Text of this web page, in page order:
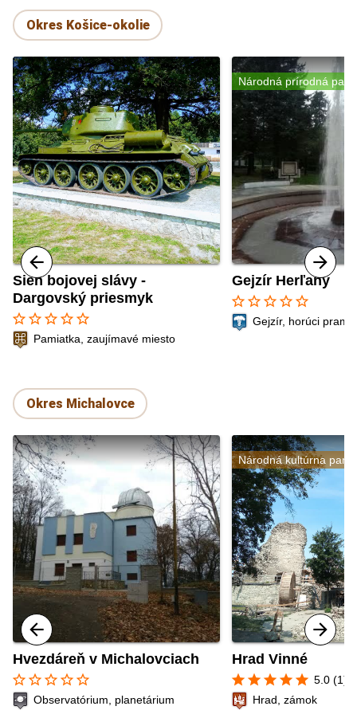
Okres Košice-okolie
Sieň bojovej slávy -
Dargovský priesmyk
star_border star_border star_border star_border star_border
Pamiatka, zaujímavé miesto
Národná prírodná
Gejzír Herľany
star_border star_border star_border star_border star_border
Gejzír, horúci
Okres Michalovce
Hvezdáreň v Michalovciach
star_border star_border star_border star_border star_border
Observatórium, planetárium
Národná kultúrna
Hrad Vinné
star star star star star 5.0 (1)
Hrad, zámok